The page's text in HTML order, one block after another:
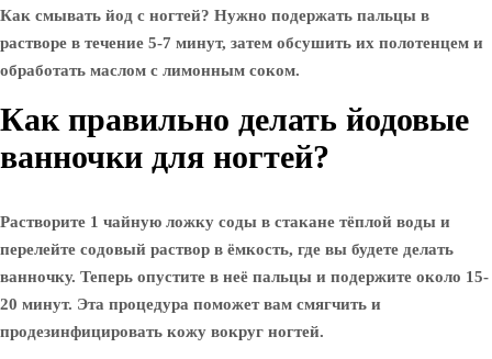
Как смывать йод с ногтей? Нужно подержать пальцы в
растворе в течение 5-7 минут, затем обсушить их полотенцем и
обработать маслом с лимонным соком.
Как правильно делать йодовые
ванночки для ногтей?
Растворите 1 чайную ложку соды в стакане тёплой воды и
перелейте содовый раствор в ёмкость, где вы будете делать
ванночку. Теперь опустите в неё пальцы и подержите около 15-
20 минут. Эта процедура поможет вам смягчить и
продезинфицировать кожу вокруг ногтей.